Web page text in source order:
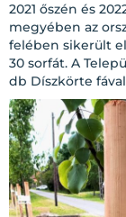
2021 őszén és
megyében az
felében sikerült
30 sorfát. A
db Díszkörte